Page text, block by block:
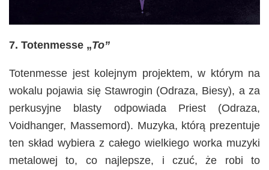
7. Totenmesse „To”
Totenmesse jest kolejnym projektem, w którym na
wokalu pojawia się Stawrogin (Odraza, Biesy), a za
perkusyjne blasty odpowiada Priest (Odraza,
Voidhanger, Massemord). Muzyka, którą prezentuje
ten skład wybiera z całego wielkiego worka muzyki
metalowej to, co najlepsze, i czuć, że robi to